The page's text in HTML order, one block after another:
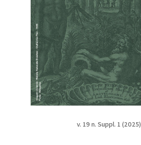
v. 19 n. Suppl. 1 (2025)